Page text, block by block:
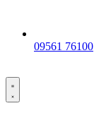
09561 76100